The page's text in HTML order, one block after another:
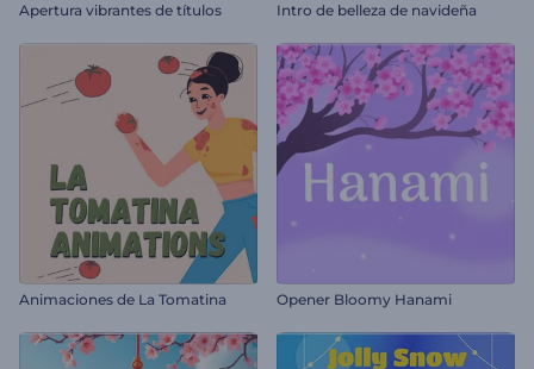
Apertura vibrantes de títulos Intro de belleza de navideña
Animaciones de La Tomatina Opener Bloomy Hanami